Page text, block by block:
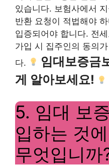
있습니다. 보험사에서
반환 요청이 적법해야
입증되어야 합니다. 전
가입 시 집주인의 동의
다.
임대보증금
게 알아보세요!
5. 임대 보
입하는 것
무엇입니까